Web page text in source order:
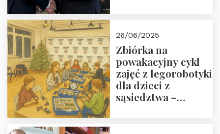
26/06/2025
Zbiórka na
powakacyjny cykl
zajęć z legorobotyki
dla dzieci z
sąsiedztwa –